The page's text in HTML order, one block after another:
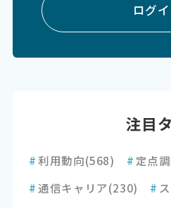
ログ
注目
#利用動向(568) # 定点
#通信キャリア(230) #